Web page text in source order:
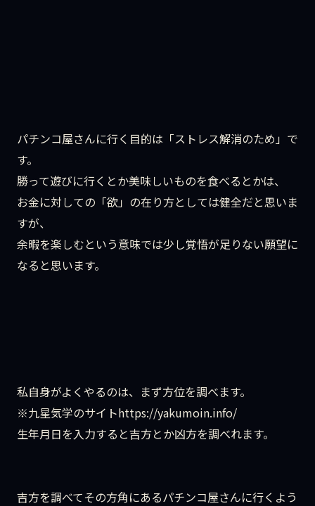
パチンコ屋さんに行く目的は「ストレス解消のため」で
す。
勝って遊びに行くとか美味しいものを食べるとかは、
お金に対しての「欲」の在り方としては健全だと思いま
すが、
余暇を楽しむという意味では少し覚悟が足りない願望に
なると思います。
私自身がよくやるのは、まず方位を調べます。
※九星気学のサイトhttps://yakumoin.info/
生年月日を入力すると吉方とか凶方を調べれます。
吉方を調べてその方角にあるパチンコ屋さんに行くよう